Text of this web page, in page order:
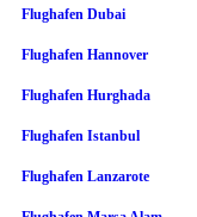
Flughafen Dubai
Flughafen Hannover
Flughafen Hurghada
Flughafen Istanbul
Flughafen Lanzarote